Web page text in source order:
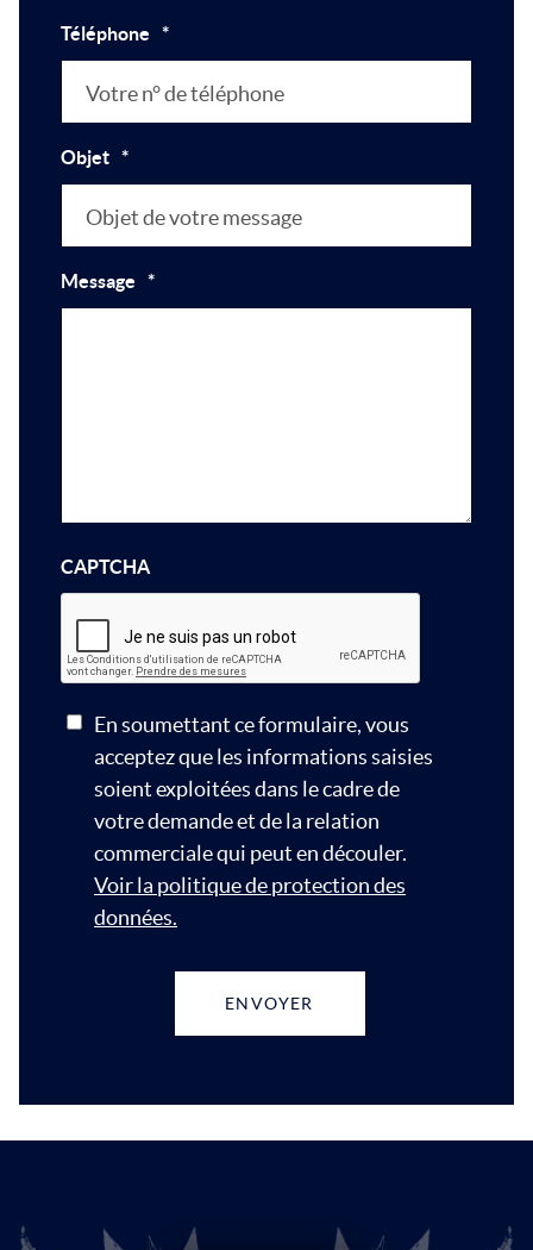
Téléphone *
Objet *
Message *
CAPTCHA
En soumettant ce formulaire, vous
acceptez que les informations saisies
soient exploitées dans le cadre de
votre demande et de la relation
commerciale qui peut en découler.
Voir la politique de protection des
données.
ENVOYER